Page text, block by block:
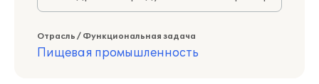
Отрасль / Функциональная задача
Пищевая промышленность